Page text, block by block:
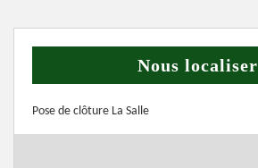
Nous localiser
Pose de clôture La Salle